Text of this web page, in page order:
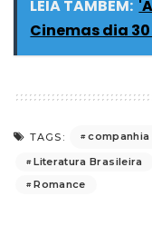
LEIA TAMBÉM:
Cinemas dia
TAGS:
Literatura Brasileira
Romance